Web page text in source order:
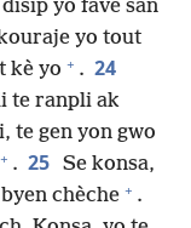
yo favè san
yo tout
kè yo + . 24
te ranpli ak
te gen yon gwo
+ . 25 Se konsa,
chèche + .